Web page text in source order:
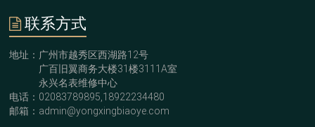
联系方式
地址：广州市越秀区西湖路12号
广百旧翼商务大楼31楼3111A室
永兴名表维修中心
电话：02083789895,18922234480
邮箱：admin@yongxingbiaoye.com